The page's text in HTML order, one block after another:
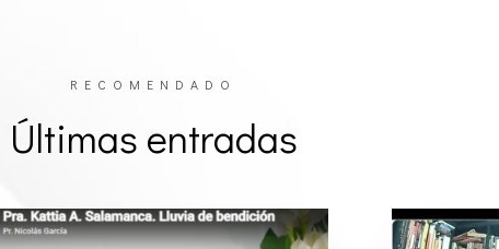
RECOMENDADO
Últimas entradas